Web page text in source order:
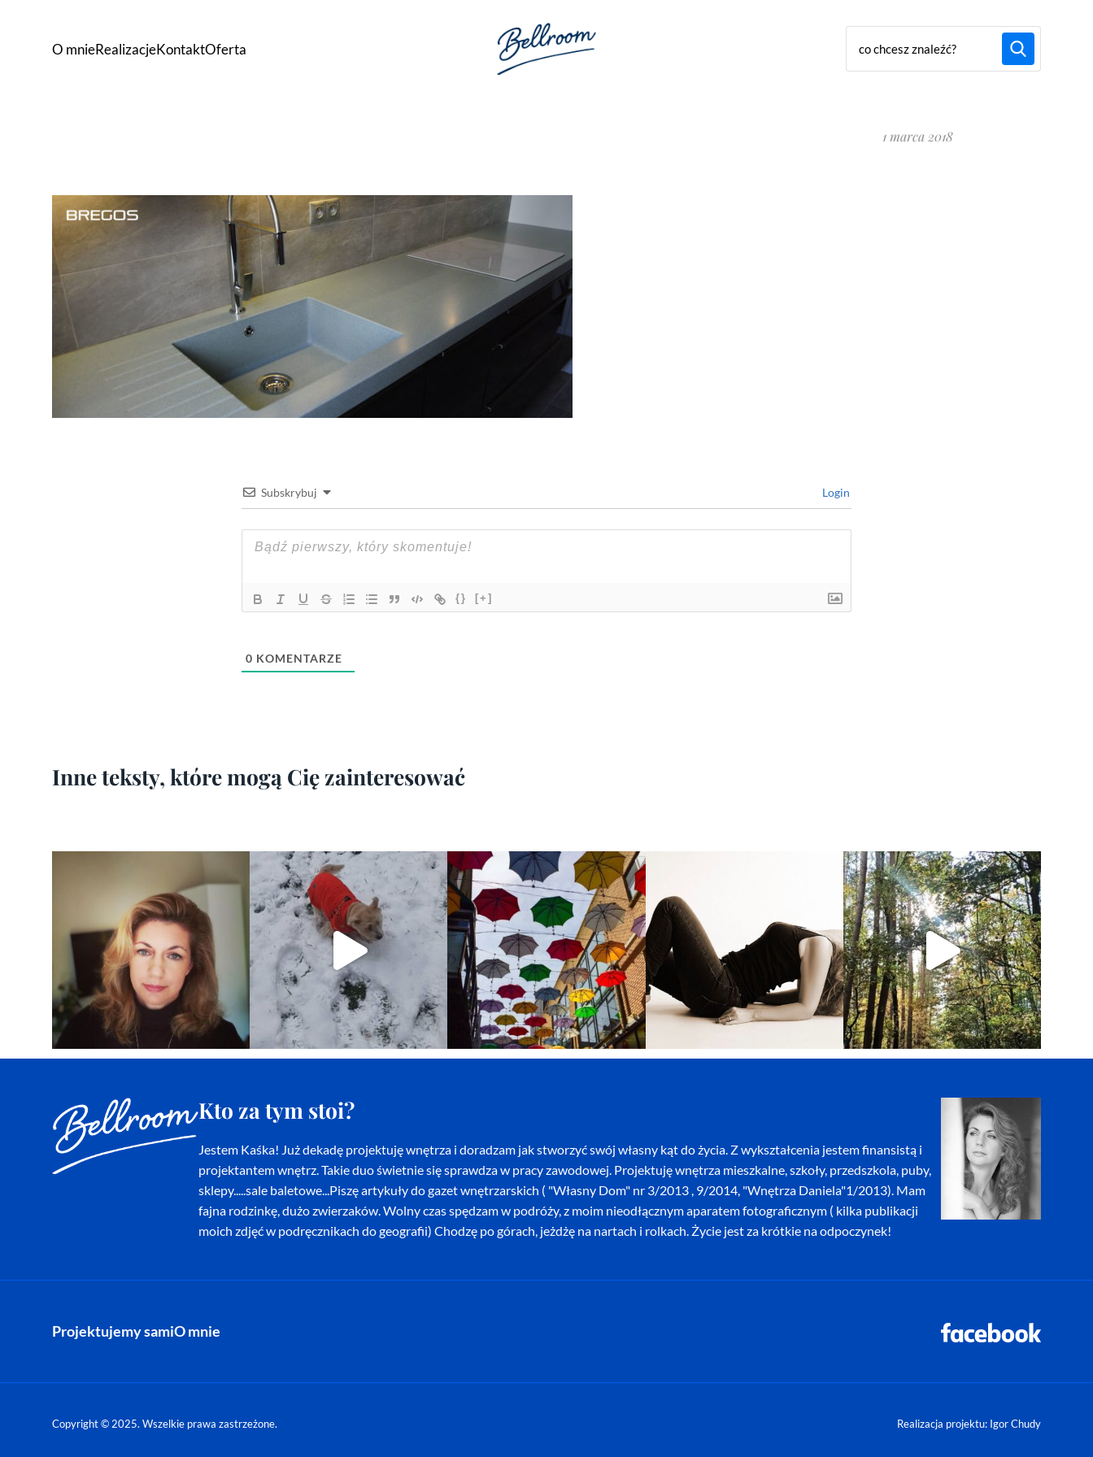
O mnieRealizacjeKontaktOferta
1 marca 2018
Subskrybuj Login
{} [+]
0 KOMENTARZE
Inne teksty, które mogą Cię zainteresować
Kto za tym stoi?
Jestem Kaśka! Już dekadę projektuję wnętrza i doradzam jak stworzyć swój własny kąt do życia. Z wykształcenia jestem finansistą i
projektantem wnętrz. Takie duo świetnie się sprawdza w pracy zawodowej. Projektuję wnętrza mieszkalne, szkoły, przedszkola, puby,
sklepy.....sale baletowe...Piszę artykuły do gazet wnętrzarskich ( "Własny Dom" nr 3/2013 , 9/2014, "Wnętrza Daniela"1/2013). Mam
fajna rodzinkę, dużo zwierzaków. Wolny czas spędzam w podróży, z moim nieodłącznym aparatem fotograficznym ( kilka publikacji
moich zdjęć w podręcznikach do geografii) Chodzę po górach, jeżdżę na nartach i rolkach. Życie jest za krótkie na odpoczynek!
Projektujemy samiO mnie
Copyright © 2025. Wszelkie prawa zastrzeżone. Realizacja projektu: Igor Chudy